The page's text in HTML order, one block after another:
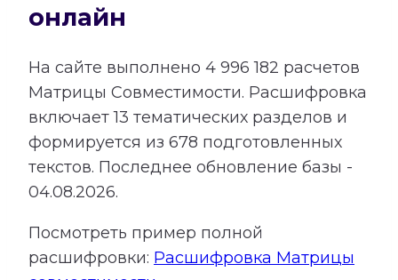
онлайн
На сайте выполнено 4 996 182 расчетов
Матрицы Совместимости. Расшифровка
включает13 тематических разделов и
формируется из 678 подготовленных
текстов. Последнее обновление базы -
04.08.2026.
Посмотреть пример полной
расшифровки: Расшифровка Матрицы